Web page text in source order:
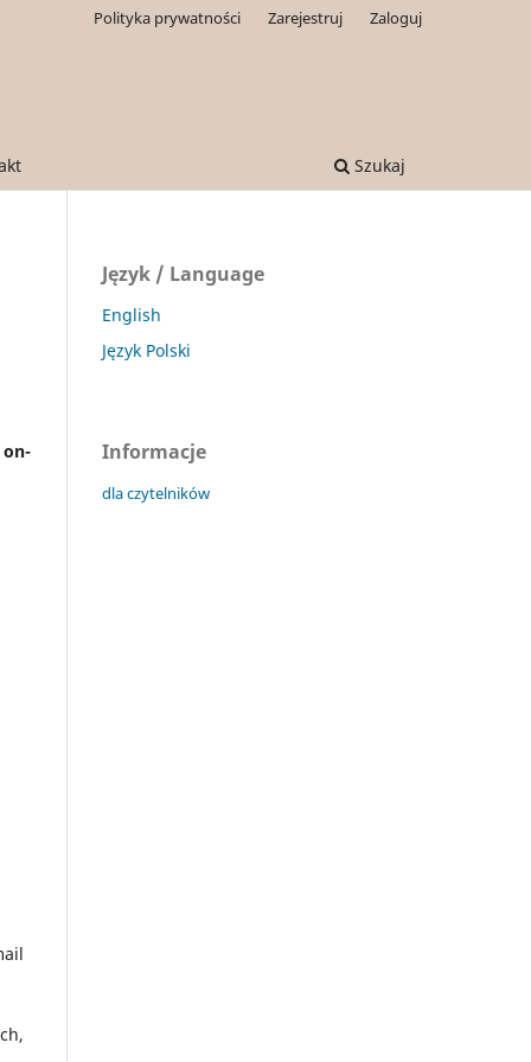
Szukaj
Polityka prywatności Zarejestruj Zaloguj
on-
Język / Language
English
Język Polski
Informacje
dla czytelników